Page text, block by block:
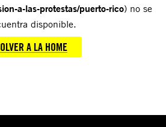
a-las-protestas/puerto-rico) no se
disponible.
A LA HOME